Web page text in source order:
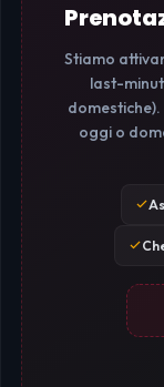
Stiamo
last-
oggi o